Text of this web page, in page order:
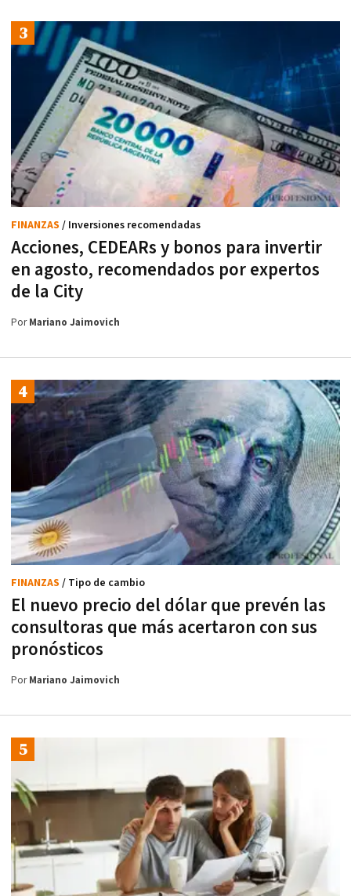
Acciones, CEDEARs y bonos para invertir
en agosto, recomendados por expertos
de la City
FINANZAS / Inversiones recomendadas
PorMariano Jaimovich
El nuevo precio del dólar que prevén las
consultoras que más acertaron con sus
pronósticos
FINANZAS / Tipo de cambio
PorMariano Jaimovich